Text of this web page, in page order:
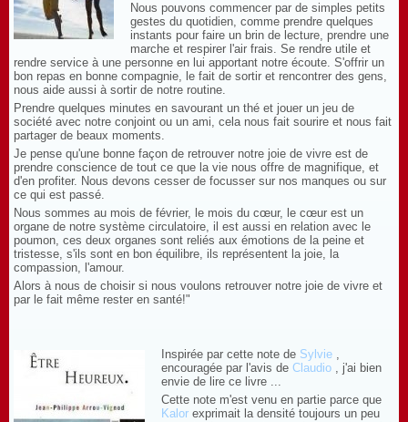
Nous pouvons commencer par de simples petits
gestes du quotidien, comme prendre quelques
instants pour faire un brin de lecture, prendre une
marche et respirer l'air frais. Se rendre utile et
rendre service à une personne en lui apportant notre écoute. S'offrir un
bon repas en bonne compagnie, le fait de sortir et rencontrer des gens,
nous aide aussi à sortir de notre routine.
Prendre quelques minutes en savourant un thé et jouer un jeu de
société avec notre conjoint ou un ami, cela nous fait sourire et nous fait
partager de beaux moments.
Je pense qu'une bonne façon de retrouver notre joie de vivre est de
prendre conscience de tout ce que la vie nous offre de magnifique, et
d'en profiter. Nous devons cesser de focusser sur nos manques ou sur
ce qui est passé.
Nous sommes au mois de février, le mois du cœur, le cœur est un
organe de notre système circulatoire, il est aussi en relation avec le
poumon, ces deux organes sont reliés aux émotions de la peine et
tristesse, s'ils sont en bon équilibre, ils représentent la joie, la
compassion, l'amour.
Alors à nous de choisir si nous voulons retrouver notre joie de vivre et
par le fait même rester en santé!"
Inspirée par cette note de Sylvie ,
encouragée par l'avis deClaudio , j'ai bien
envie de lire ce livre ...
Cette note m'est venu en partie parce que
Kalor exprimait la densité toujours un peu